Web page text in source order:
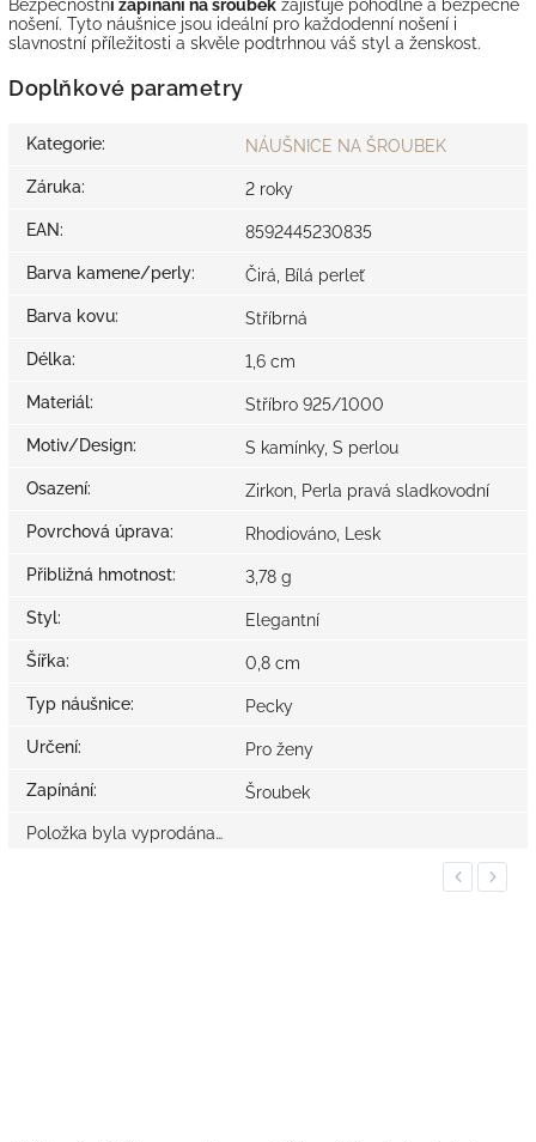
Bezpečnostní zapínání na šroubek zajišťuje pohodlné a bezpečné
nošení. Tyto náušnice jsou ideální pro každodenní nošení i
slavnostní příležitosti a skvěle podtrhnou váš styl a ženskost.
Doplňkové parametry
Kategorie: NÁUŠNICE NA ŠROUBEK
Záruka: 2 roky
EAN: 8592445230835
Barva kamene/perly: Čirá, Bílá perleť
Barva kovu: Stříbrná
Délka: 1,6 cm
Materiál: Stříbro 925/1000
Motiv/Design: S kamínky, S perlou
Osazení: Zirkon, Perla pravá sladkovodní
Povrchová úprava: Rhodiováno, Lesk
Přibližná hmotnost: 3,78 g
Styl: Elegantní
Šířka: 0,8 cm
Typ náušnice: Pecky
Určení: Pro ženy
Zapínání: Šroubek
Položka byla vyprodána…
Previous
Next